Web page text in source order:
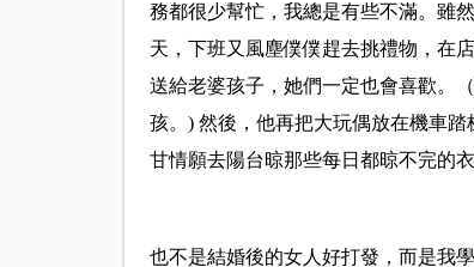
務都很少幫忙，我總是有些不滿。雖
天，下班又風塵僕僕趕去挑禮物，在
送給老婆孩子，她們一定也會喜歡。
孩。) 然後，他再把大玩偶放在機車
甘情願去陽台晾那些每日都晾不完的衣
也不是結婚後的女人好打發，而是我